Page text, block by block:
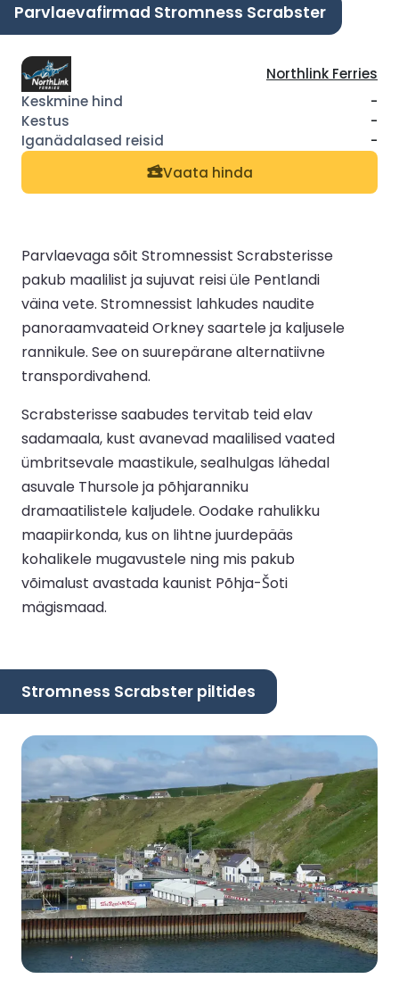
Parvlaevafirmad Stromness Scrabster
Northlink Ferries
-
-
-
Vaata hinda
Parvlaevaga sõit Stromnessist Scrabsterisse
pakub maalilist ja sujuvat reisi üle Pentlandi
väina vete. Stromnessist lahkudes naudite
panoraamvaateid Orkney saartele ja kaljusele
rannikule. See on suurepärane alternatiivne
transpordivahend.
Scrabsterisse saabudes tervitab teid elav
sadamaala, kust avanevad maalilised vaated
ümbritsevale maastikule, sealhulgas lähedal
asuvale Thursole ja põhjaranniku
dramaatilistele kaljudele. Oodake rahulikku
maapiirkonda, kus on lihtne juurdepääs
kohalikele mugavustele ning mis pakub
võimalust avastada kaunist Põhja-Šoti
mägismaad.
Stromness Scrabster piltides